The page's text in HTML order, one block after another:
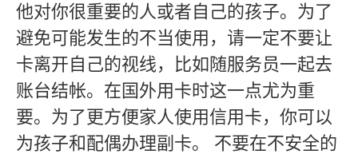
他对你很重要的人或者自己的孩子。为了
避免可能发生的不当使用，请一定不要让
卡离开自己的视线，比如随服务员一起去
账台结帐。在国外用卡时这一点尤为重
要。为了更方便家人使用信用卡，你可以
为孩子和配偶办理副卡。 不要在不安全的